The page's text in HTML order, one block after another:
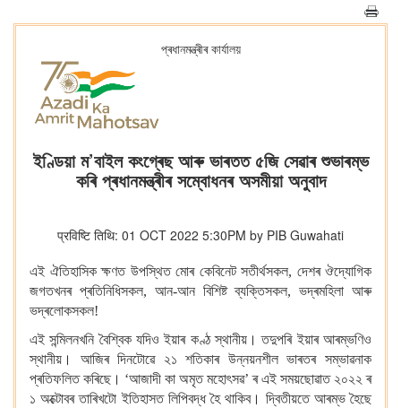
প্ৰধানমন্ত্ৰীৰ কাৰ্যালয়
ইণ্ডিয়া ম’বাইল কংগ্ৰেছ আৰু ভাৰতত ৫জি সেৱাৰ শুভাৰম্ভ
কৰি প্ৰধানমন্ত্ৰীৰ সম্বোধনৰ অসমীয়া অনুবাদ
प्रविष्टि तिथि: 01 OCT 2022 5:30PM by PIB Guwahati
এই ঐতিহাসিক ক্ষণত উপস্থিত মোৰ কেবিনেট সতীৰ্থসকল, দেশৰ ঔদ্যোগিক
জগতখনৰ প্ৰতিনিধিসকল, আন-আন বিশিষ্ট ব্যক্তিসকল, ভদ্ৰমহিলা আৰু
ভদ্ৰলোকসকল!
এই সন্মিলনখনি বৈশ্বিক যদিও ইয়াৰ কণ্ঠ স্থানীয়। তদুপৰি ইয়াৰ আৰম্ভণিও
স্থানীয়। আজিৰ দিনটোৱে ২১
শতিকাৰ উন্নয়নশীল ভাৰতৰ সম্ভাৱনাক
প্ৰতিফলিত কৰিছে। ‘আজাদী কা অমৃত মহোৎসৱ’ ৰ এই সময়ছোৱাত ২০২২ ৰ
১ অক্টোবৰ তাৰিখটো ইতিহাসত লিপিবদ্ধ হৈ থাকিব। দ্বিতীয়তে আৰম্ভ হৈছে